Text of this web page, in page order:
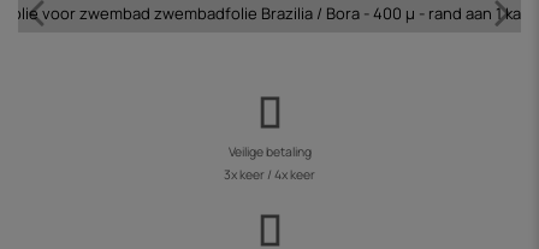
voor zwembad zwembadfolie Brazilia / Bora - 400 µ - rand aan 1
Veilige betaling
3x keer / 4x keer